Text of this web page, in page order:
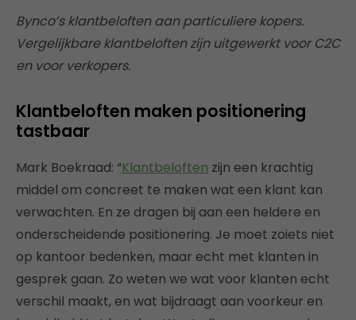
Bynco’s klantbeloften aan particuliere kopers.
Vergelijkbare klantbeloften zijn uitgewerkt voor C2C
en voor verkopers.
Klantbeloften maken positionering
tastbaar
Mark Boekraad: “Klantbeloften zijn een krachtig
middel om concreet te maken wat een klant kan
verwachten. En ze dragen bij aan een heldere en
onderscheidende positionering. Je moet zoiets niet
op kantoor bedenken, maar echt met klanten in
gesprek gaan. Zo weten we wat voor klanten echt
verschil maakt, en wat bijdraagt aan voorkeur en